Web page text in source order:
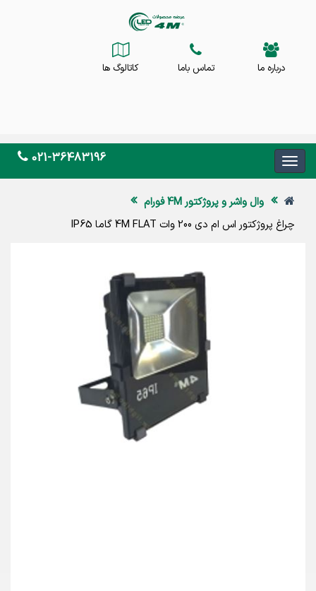
درباره ما تماس باما کاتالوگ ها
021-36483196
وال واشر و پروژکتور 4M فورام
چراغ پروژکتور اس ام دی 200 وات 4M FLAT گاما IP65